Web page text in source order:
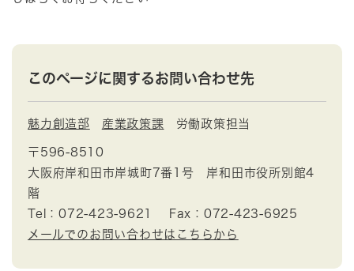
このページに関するお問い合わせ先
魅力創造部 産業政策課 労働政策担当
〒596-8510
大阪府岸和田市岸城町7番1号 岸和田市役所別館4
階
Tel：072-423-9621
Fax：072-423-6925
メールでのお問い合わせはこちらから